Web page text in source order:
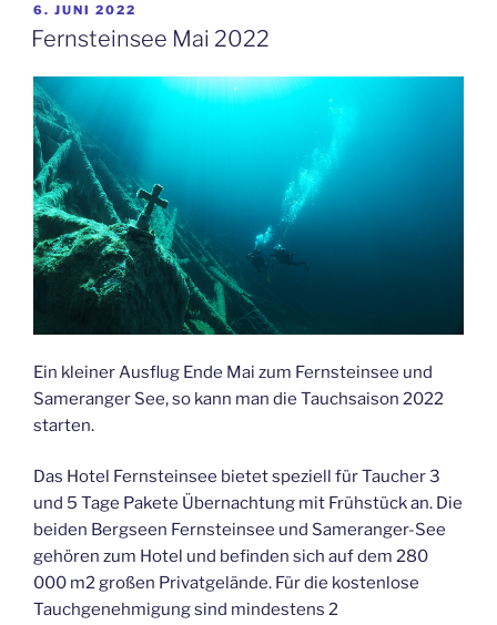
VERÖFFENTLICHT
AM
6. JUNI 2022
Fernsteinsee Mai 2022
Ein kleiner Ausflug Ende Mai zum Fernsteinsee und
Sameranger See, so kann man die Tauchsaison 2022
starten.
Das Hotel Fernsteinsee bietet speziell für Taucher 3
und 5 Tage Pakete Übernachtung mit Frühstück an. Die
beiden Bergseen Fernsteinsee und Sameranger-See
gehören zum Hotel und befinden sich auf dem 280
000 m2 großen Privatgelände. Für die kostenlose
Tauchgenehmigung sind mindestens 2